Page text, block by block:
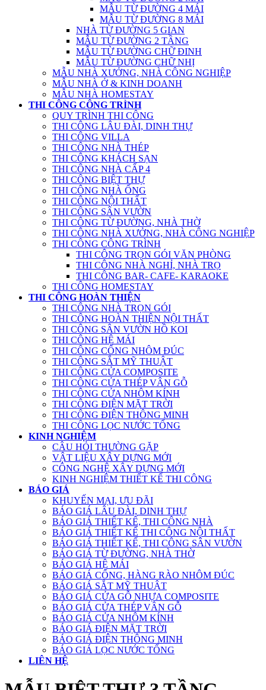
MẪU TỪ ĐƯỜNG 4 MÁI
MẪU TỪ ĐƯỜNG 8 MÁI
NHÀ TỪ ĐƯỜNG 5 GIAN
MẪU TỪ ĐƯỜNG 2 TẦNG
MẪU TỪ ĐƯỜNG CHỮ ĐINH
MẪU TỪ ĐƯỜNG CHỮ NHỊ
MẪU NHÀ XƯỞNG, NHÀ CÔNG NGHIỆP
MẪU NHÀ Ở & KINH DOANH
MẪU NHÀ HOMESTAY
THI CÔNG CÔNG TRÌNH
QUY TRÌNH THI CÔNG
THI CÔNG LÂU ĐÀI, DINH THỰ
THI CÔNG VILLA
THI CÔNG NHÀ THÉP
THI CÔNG KHÁCH SẠN
THI CÔNG NHÀ CẤP 4
THI CÔNG BIỆT THỰ
THI CÔNG NHÀ ỐNG
THI CÔNG NỘI THẤT
THI CÔNG SÂN VƯỜN
THI CÔNG TỪ ĐƯỜNG, NHÀ THỜ
THI CÔNG NHÀ XƯỞNG, NHÀ CÔNG NGHIỆP
THI CÔNG CÔNG TRÌNH
THI CÔNG TRỌN GÓI VĂN PHÒNG
THI CÔNG NHÀ NGHỈ, NHÀ TRỌ
THI CÔNG BAR- CAFE- KARAOKE
THI CÔNG HOMESTAY
THI CÔNG HOÀN THIỆN
THI CÔNG NHÀ TRỌN GÓI
THI CÔNG HOÀN THIỆN NỘI THẤT
THI CÔNG SÂN VƯỜN HỒ KOI
THI CÔNG HỆ MÁI
THI CÔNG CỔNG NHÔM ĐÚC
THI CÔNG SẮT MỸ THUẬT
THI CÔNG CỬA COMPOSITE
THI CÔNG CỬA THÉP VÂN GỖ
THI CÔNG CỬA NHÔM KÍNH
THI CÔNG ĐIỆN MẶT TRỜI
THI CÔNG ĐIỆN THÔNG MINH
THI CÔNG LỌC NƯỚC TỔNG
KINH NGHIỆM
CÂU HỎI THƯỜNG GẶP
VẬT LIỆU XÂY DỰNG MỚI
CÔNG NGHỆ XÂY DỰNG MỚI
KINH NGHIỆM THIẾT KẾ THI CÔNG
BÁO GIÁ
KHUYẾN MẠI, ƯU ĐÃI
BÁO GIÁ LÂU ĐÀI, DINH THỰ
BÁO GIÁ THIẾT KẾ, THI CÔNG NHÀ
BÁO GIÁ THIẾT KẾ THI CÔNG NỘI THẤT
BÁO GIÁ THIẾT KẾ, THI CÔNG SÂN VƯỜN
BÁO GIÁ TỪ ĐƯỜNG, NHÀ THỜ
BÁO GIÁ HỆ MÁI
BÁO GIÁ CỔNG, HÀNG RÀO NHÔM ĐÚC
BÁO GIÁ SẮT MỸ THUẬT
BÁO GIÁ CỬA GỖ NHỰA COMPOSITE
BÁO GIÁ CỬA THÉP VÂN GỖ
BÁO GIÁ CỬA NHÔM KÍNH
BÁO GIÁ ĐIỆN MẶT TRỜI
BÁO GIÁ ĐIỆN THÔNG MINH
BÁO GIÁ LỌC NƯỚC TỔNG
LIÊN HỆ